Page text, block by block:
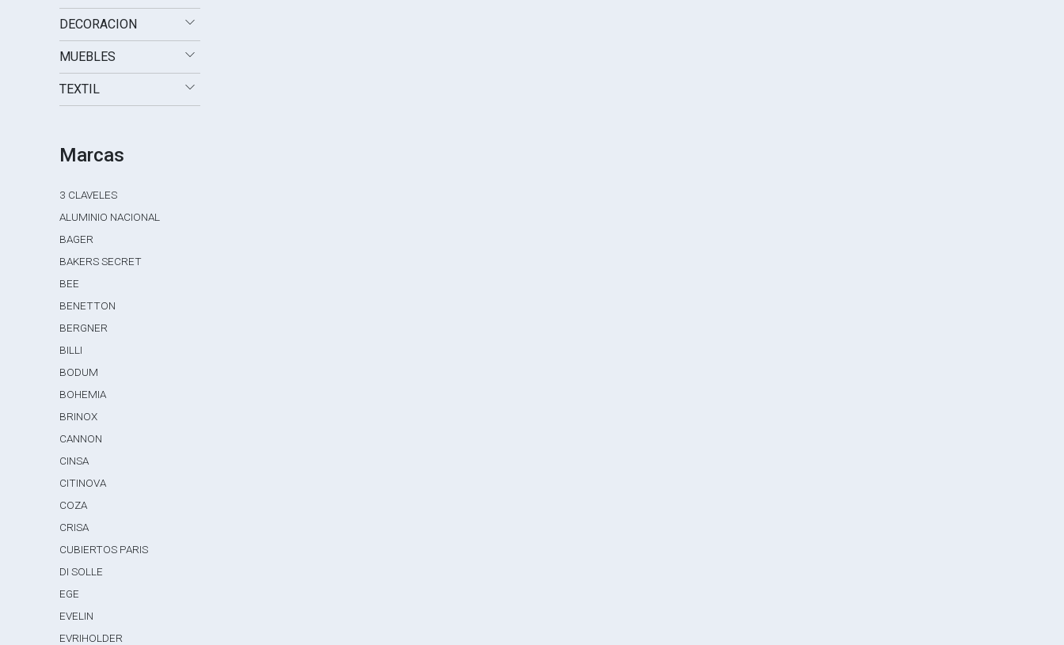
DECORACION
MUEBLES
TEXTIL
Marcas
3 CLAVELES
ALUMINIO NACIONAL
BAGER
BAKERS SECRET
BEE
BENETTON
BERGNER
BILLI
BODUM
BOHEMIA
BRINOX
CANNON
CINSA
CITINOVA
COZA
CRISA
CUBIERTOS PARIS
DI SOLLE
EGE
EVELIN
EVRIHOLDER